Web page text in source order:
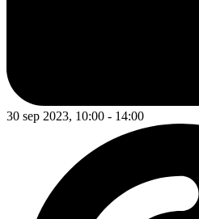
30 sep 2023, 10:00 - 14:00